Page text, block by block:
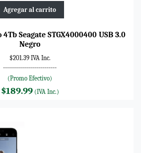
Agregar al carrito
Seagate STGX4000400 USB 3.0
Negro
$201.39 IVA Inc.
---------------------------
(Promo Efectivo)
$189.99(IVA Inc.)